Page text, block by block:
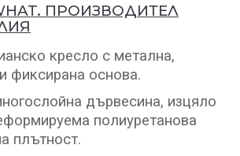
ПРОИЗВОДИТЕЛ
кресло с метална,
фиксирана основа.
дървесина, изцяло
полиуретанова
плътност.